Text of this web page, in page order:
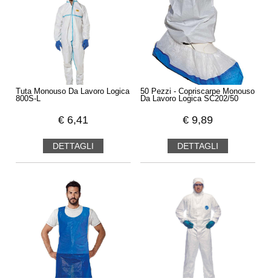
Tuta Monouso Da Lavoro Logica
800S-L
€ 6,41
DETTAGLI
50 Pezzi - Copriscarpe Monouso
Da Lavoro Logica SC202/50
€ 9,89
DETTAGLI